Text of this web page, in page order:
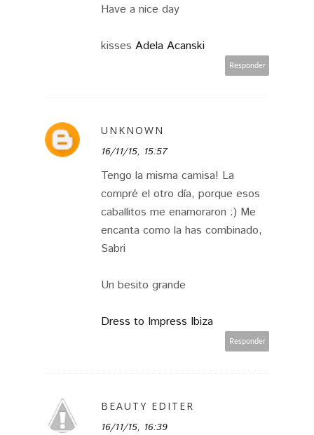
Have a nice day
kisses Adela Acanski
Responder
UNKNOWN
16/11/15, 15:57
Tengo la misma camisa! La
compré el otro día, porque esos
caballitos me enamoraron :) Me
encanta como la has combinado,
Sabri
Un besito grande
Dress to Impress Ibiza
Responder
BEAUTY EDITER
16/11/15, 16:39